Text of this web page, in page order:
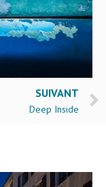
SUIVANT
Deep Inside